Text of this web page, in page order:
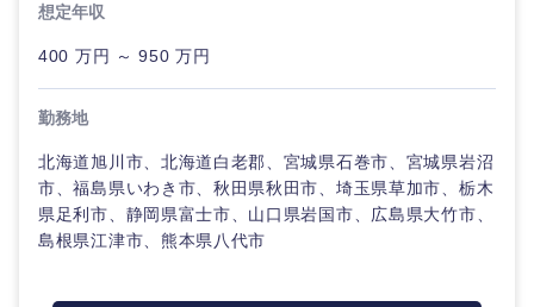
大阪府 兵庫県
奈良県
想定年収
400 万円 ～ 950 万円
勤務地
北海道旭川市、北海道白老郡、宮城県石巻市、宮城県岩沼
市、福島県いわき市、秋田県秋田市、埼玉県草加市、栃木
県足利市、静岡県富士市、山口県岩国市、広島県大竹市、
島根県江津市、熊本県八代市